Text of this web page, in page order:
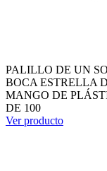
PALILLO DE UN
BOCA ESTRELLA
MANGO DE
DE 100
Ver producto